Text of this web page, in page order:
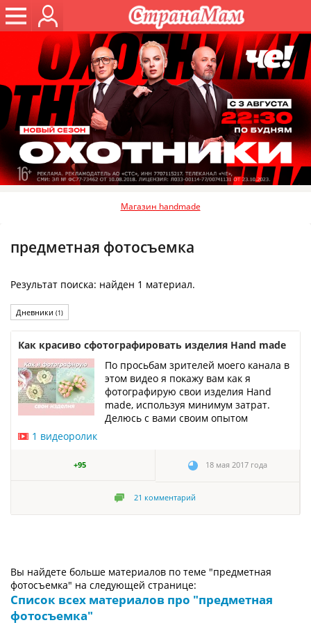
Магазин handmade
предметная фотосъемка
Результат поиска: найден 1 материал.
Дневники (1)
Как красиво сфотографировать изделия Hand made
По просьбам зрителей моего канала в
этом видео я покажу вам как я
фотографирую свои изделия Hand
made, используя минимум затрат.
Делюсь с вами своим опытом
1 видеоролик
+95 18 мая 2017 года
21 комментарий
Вы найдете больше материалов по теме "предметная
фотосъемка" на следующей странице:
Список всех материалов про "предметная
фотосъемка"